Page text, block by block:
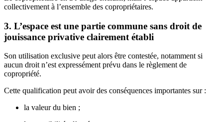
collectivement à l’ensemble des copropriétaires.
3. L’espace est une partie commune sans droit de
jouissance privative clairement établi
Son utilisation exclusive peut alors être contestée, notamment si
aucun droit n’est expressément prévu dans le règlement de
copropriété.
Cette qualification peut avoir des conséquences importantes sur :
la valeur du bien ;